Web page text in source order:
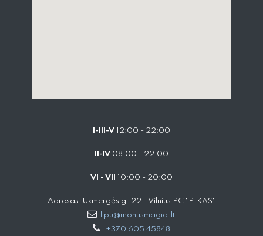
I-III-V 12:00 - 22:00
II-IV 08:00 - 22:00
VI - VII 10:00 - 20:00
Adresas: Ukmergės g. 221, Vilnius PC "PIKAS"
lipu@montismagia.lt
+370 605 45848